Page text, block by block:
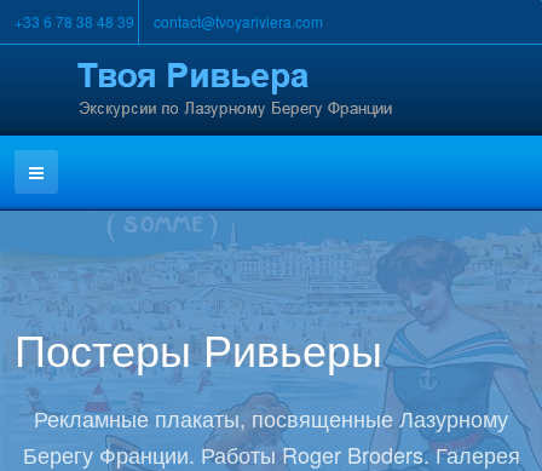
+33 6 78 38 48 39 contact@tvoyariviera.com
Постеры Ривьеры
Рекламные плакаты, посвященные Лазурному
Берегу Франции. Работы Roger Broders. Галерея